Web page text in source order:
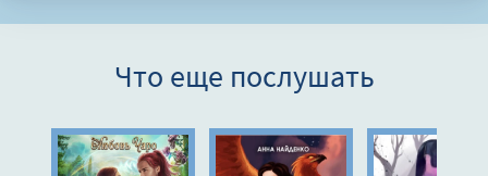
Глава 9. В башне
Глава 11. Первый день тренировки
Что еще послушать